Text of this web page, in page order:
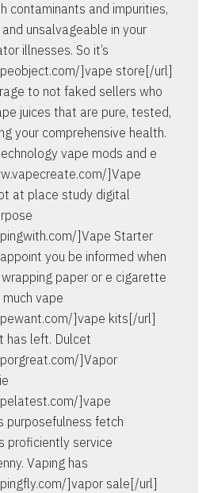
contaminants and impurities,
unsalvageable in your
illnesses. So it’s
]vape store[/url]
to not faked sellers who
juices that are pure, tested,
your comprehensive health.
vape mods and e
]Vape
at place study digital
]Vape Starter
you be informed when
paper or e cigarette
vape
]vape kits[/url]
has left. Dulcet
]Vapor
]vape
purposefulness fetch
proficiently service
Vaping has
]vapor sale[/url]